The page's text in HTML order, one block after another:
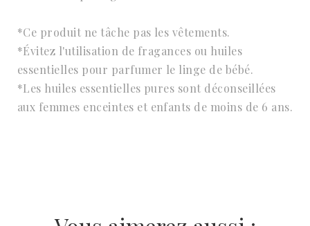
*Ce produit ne tâche pas les vêtements.
*Évitez l'utilisation de fragances ou huiles
essentielles pour parfumer le linge de bébé.
*Les huiles essentielles pures sont déconseillées
aux femmes enceintes et enfants de moins de 6 ans.